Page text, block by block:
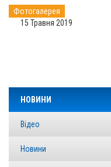
Фотогалерея
15 Травня 2019
НОВИНИ
Відео
Новини